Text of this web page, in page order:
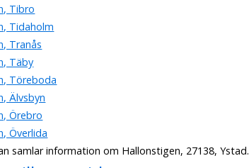
Tibro
Tidaholm
Tranås
Täby
Töreboda
Älvsbyn
Örebro
Överlida
samlar information om Hallonstigen, 27138, Ystad.